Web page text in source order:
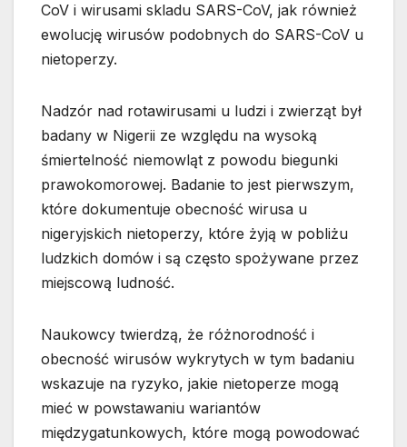
CoV i wirusami skladu SARS-CoV, jak również
ewolucję wirusów podobnych do SARS-CoV u
nietoperzy.
Nadzór nad rotawirusami u ludzi i zwierząt był
badany w Nigerii ze względu na wysoką
śmiertelność niemowląt z powodu biegunki
prawokomorowej. Badanie to jest pierwszym,
które dokumentuje obecność wirusa u
nigeryjskich nietoperzy, które żyją w pobliżu
ludzkich domów i są często spożywane przez
miejscową ludność.
Naukowcy twierdzą, że różnorodność i
obecność wirusów wykrytych w tym badaniu
wskazuje na ryzyko, jakie nietoperze mogą
mieć w powstawaniu wariantów
międzygatunkowych, które mogą powodować